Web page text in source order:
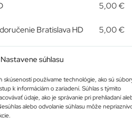
Nastavene súhlasu
skúseností používame technológie, ako sú
k informáciám o zariadení. Súhlas s týmito
údaje, ako je správanie pri prehliadaní
alebo odvolanie súhlasu môže
5,00 €
Bratislava HD 5,00 €
Zdarma